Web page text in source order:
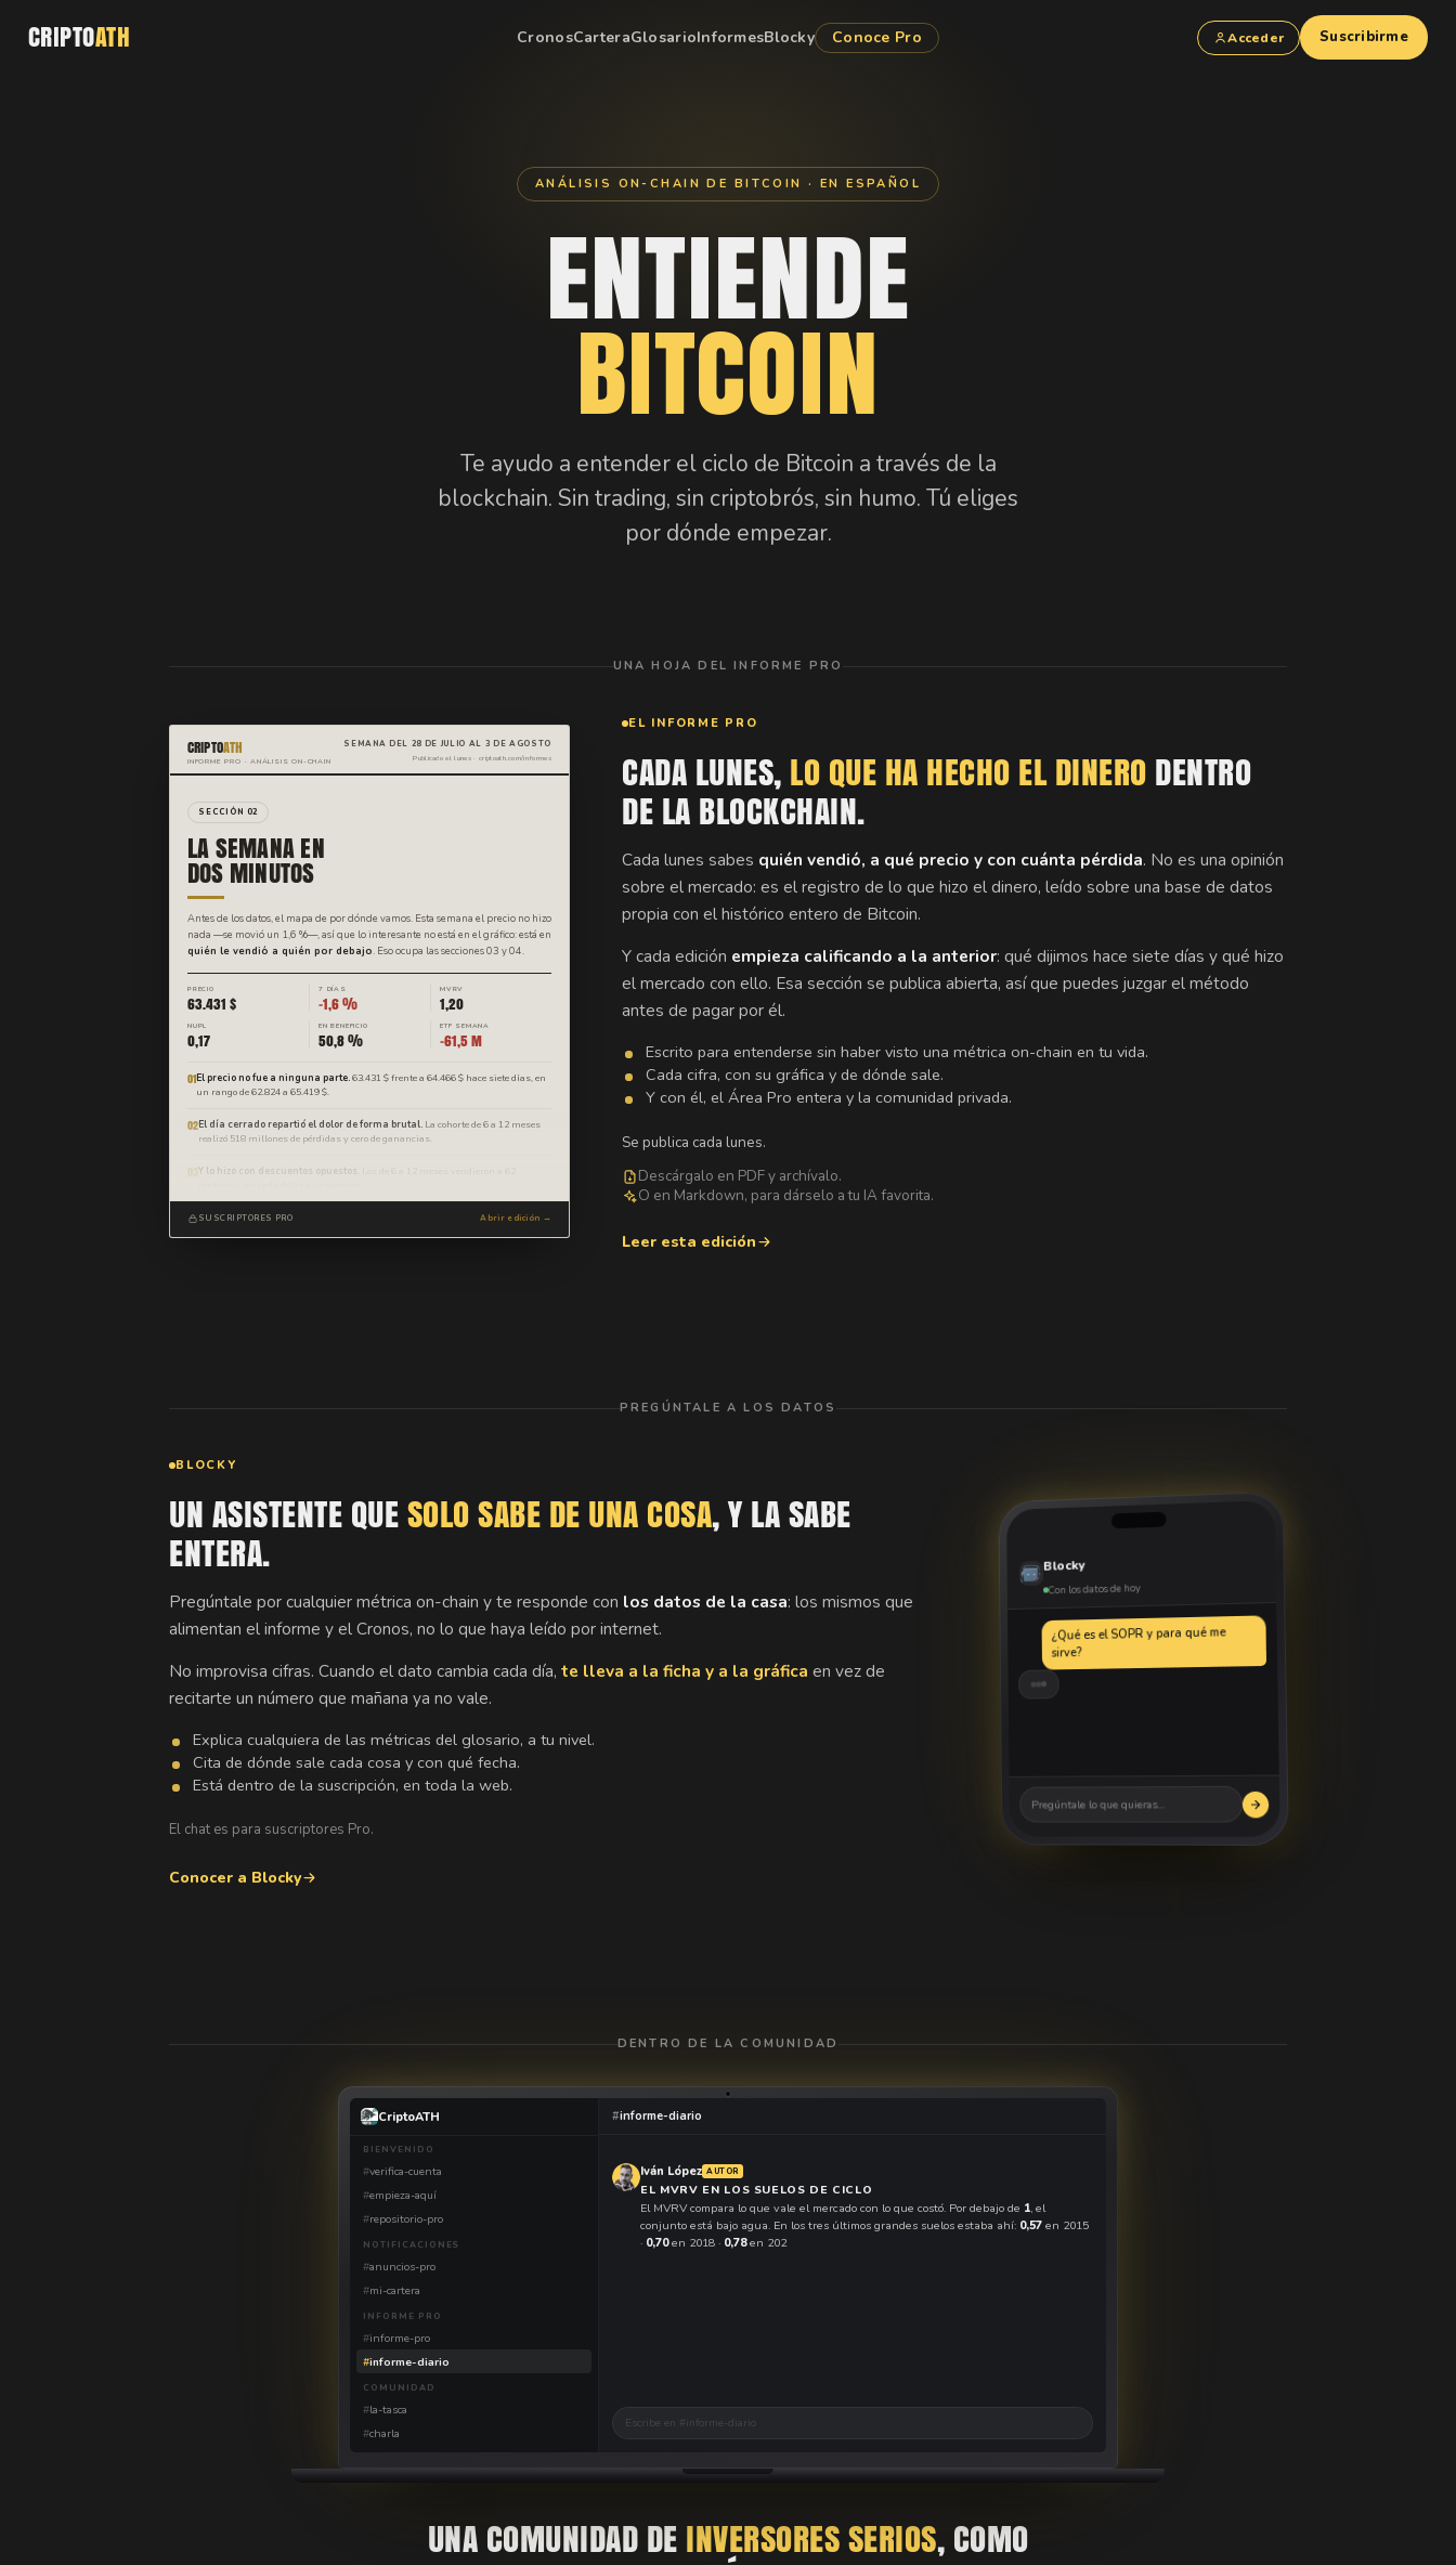
CRIPTOATH CronosCarteraGlosarioInformesBlocky Conoce Pro Acceder Suscribirme
ANÁLISIS ON-CHAIN DE BITCOIN · EN ESPAÑOL
ENTIENDE
BITCOIN
Te ayudo a entender el ciclo de Bitcoin a través de la
blockchain. Sin trading, sin criptobrós, sin humo. Tú eliges
por dónde empezar.
UNA HOJA DEL INFORME PRO
EL INFORME PRO
CADA LUNES, LO QUE HA HECHO EL DINERO DENTRO
DE LA BLOCKCHAIN.
CRIPTOATH
INFORME PRO · ANÁLISIS ON-CHAIN
SEMANA DEL 28 DE JULIO AL 3 DE AGOSTO
Publicado el lunes · criptoath.com/informes
SECCIÓN 02
LA SEMANA EN
DOS MINUTOS
Antes de los datos, el mapa de por dónde vamos. Esta semana el precio no hizo
nada —se movió un 1,6 %—, así que lo interesante no está en el gráfico: está en
quién le vendió a quién por debajo. Eso ocupa las secciones 03 y 04.
PRECIO
63.431 $
7 DÍAS
−1,6 %
MVRV
1,20
NUPL
0,17
EN BENEFICIO
50,8 %
ETF SEMANA
−61,5 M
01El precio no fue a ninguna parte.63.431 $ frente a 64.466 $ hace siete días, en
un rango de 62.824 a 65.419 $.
02El día cerrado repartió el dolor de forma brutal. La cohorte de 6 a 12 meses
realizó 518 millones de pérdidas y cero de ganancias.
03Y lo hizo con descuentos opuestos.
SUSCRIPTORES PRO Abrir edición →
Cada lunes sabes quién vendió, a qué precio y con cuánta pérdida. No es una opinión
sobre el mercado: es el registro de lo que hizo el dinero, leído sobre una base de datos
propia con el histórico entero de Bitcoin.
Y cada edición empieza calificando a la anterior: qué dijimos hace siete días y qué hizo
el mercado con ello. Esa sección se publica abierta, así que puedes juzgar el método
antes de pagar por él.
Escrito para entenderse sin haber visto una métrica on-chain en tu vida.
Cada cifra, con su gráfica y de dónde sale.
Y con él, el Área Pro entera y la comunidad privada.
Se publica cada lunes.
Descárgalo en PDF y archívalo.
O en Markdown, para dárselo a tu IA favorita.
Leer esta edición
PREGÚNTALE A LOS DATOS
BLOCKY
UN ASISTENTE QUESOLO SABE DE UNA COSA, Y LA SABE
ENTERA.
Pregúntale por cualquier métrica on-chain y te responde con los datos de la casa: los mismos que
alimentan el informe y el Cronos, no lo que haya leído por internet.
No improvisa cifras. Cuando el dato cambia cada día, te lleva a la ficha y a la gráfica en vez de
recitarte un número que mañana ya no vale.
Explica cualquiera de las métricas del glosario, a tu nivel.
Cita de dónde sale cada cosa y con qué fecha.
Está dentro de la suscripción, en toda la web.
El chat es para suscriptores Pro.
Conocer a Blocky
Con los datos de hoy
sirve?
Compara a qué precio se vendieron
DENTRO DE LA COMUNIDAD
CriptoATH
BIENVENIDO
#verifica-cuenta
#empieza-aquí
#repositorio-pro
NOTIFICACIONES
#anuncios-pro
#mi-cartera
INFORME PRO
#informe-pro
#informe-diario
COMUNIDAD
#la-tasca
#charla
#informe-diario
EL MVRV EN LOS SUELOS DE CICLO
El MVRV compara lo que vale el mercado con lo que costó. Por debajo de
conjunto está bajo agua. En los tres últimos grandes suelos estaba ahí: 0,57en 2015
·0,70en 2018 ·0,78en 2022.
Escribe en #informe-diario
UNA COMUNIDAD DE INVERSORES SERIOS, COMO